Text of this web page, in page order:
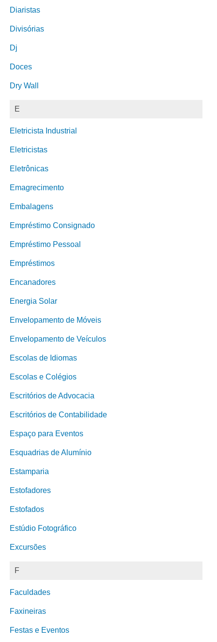
Diaristas
Divisórias
Dj
Doces
Dry Wall
E
Eletricista Industrial
Eletricistas
Eletrônicas
Emagrecimento
Embalagens
Empréstimo Consignado
Empréstimo Pessoal
Empréstimos
Encanadores
Energia Solar
Envelopamento de Móveis
Envelopamento de Veículos
Escolas de Idiomas
Escolas e Colégios
Escritórios de Advocacia
Escritórios de Contabilidade
Espaço para Eventos
Esquadrias de Alumínio
Estamparia
Estofadores
Estofados
Estúdio Fotográfico
Excursões
F
Faculdades
Faxineiras
Festas e Eventos